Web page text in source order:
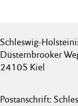
Schleswig-
Düsternbrooker
24105 Kiel
Postanschrift: